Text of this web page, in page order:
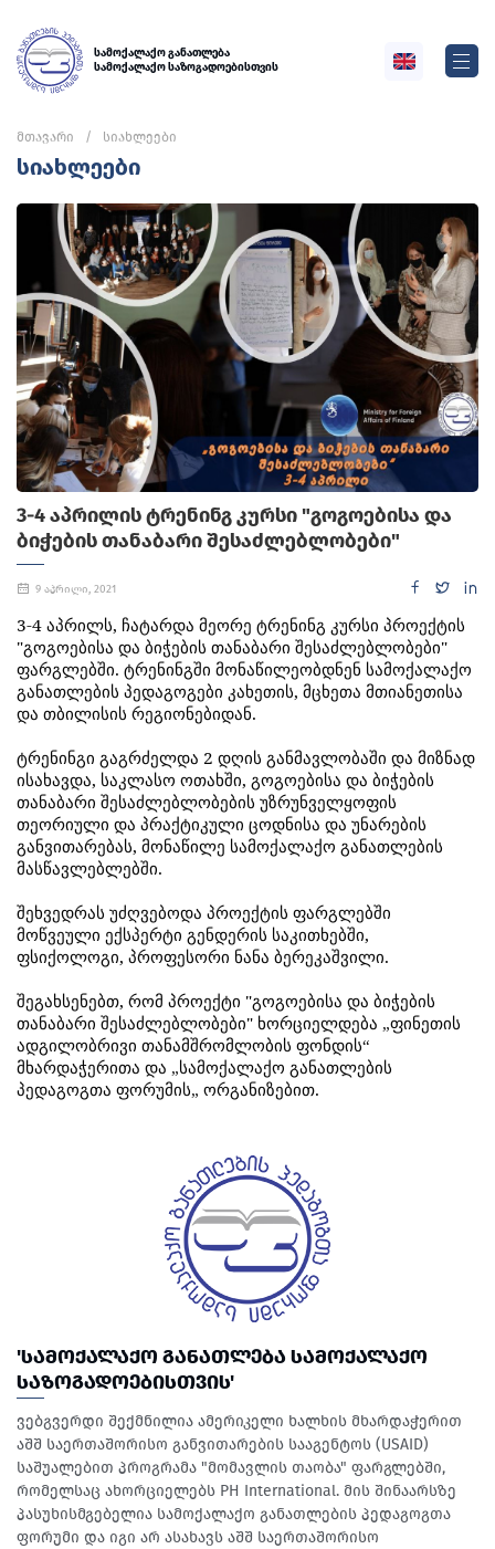
სამოქალაქო განათლება
სამოქალაქო საზოგადოებისთვის
მთავარი სიახლეები
სიახლეები
3-4 ᲐᲞᲠᲘᲚᲘᲡ ᲢᲠᲔᲜᲘᲜᲒ ᲙᲣᲠᲡᲘ "ᲒᲝᲒᲝᲔᲑᲘᲡᲐ ᲓᲐ
ᲑᲘᲭᲔᲑᲘᲡ ᲗᲐᲜᲐᲑᲐᲠᲘ ᲨᲔᲡᲐᲫᲚᲔᲑᲚᲝᲑᲔᲑᲘ"
9 აპრილი, 2021
3-4 აპრილს, ჩატარდა მეორე ტრენინგ კურსი პროექტის
"გოგოებისა და ბიჭების თანაბარი შესაძლებლობები"
ფარგლებში. ტრენინგში მონაწილეობდნენ სამოქალაქო
განათლების პედაგოგები კახეთის, მცხეთა მთიანეთისა
და თბილისის რეგიონებიდან.
ტრენინგი გაგრძელდა 2 დღის განმავლობაში და მიზნად
ისახავდა, საკლასო ოთახში, გოგოებისა და ბიჭების
თანაბარი შესაძლებლობების უზრუნველყოფის
თეორიული და პრაქტიკული ცოდნისა და უნარების
განვითარებას, მონაწილე სამოქალაქო განათლების
მასწავლებლებში.
შეხვედრას უძღვებოდა პროექტის ფარგლებში
მოწვეული ექსპერტი გენდერის საკითხებში,
ფსიქოლოგი, პროფესორი ნანა ბერეკაშვილი.
შეგახსენებთ, რომ პროექტი "გოგოებისა და ბიჭების
თანაბარი შესაძლებლობები" ხორციელდება „ფინეთის
ადგილობრივი თანამშრომლობის ფონდის“
მხარდაჭერითა და „სამოქალაქო განათლების
პედაგოგთა ფორუმის„ ორგანიზებით.
'ᲡᲐᲛᲝᲥᲐᲚᲐᲥᲝ ᲒᲐᲜᲐᲗᲚᲔᲑᲐ ᲡᲐᲛᲝᲥᲐᲚᲐᲥᲝ
ᲡᲐᲖᲝᲒᲐᲓᲝᲔᲑᲘᲡᲗᲕᲘᲡ'
ვებგვერდი შექმნილია ამერიკელი ხალხის მხარდაჭერით
აშშ საერთაშორისო განვითარების სააგენტოს (USAID)
საშუალებით პროგრამა "მომავლის თაობა" ფარგლებში,
რომელსაც ახორციელებს PH International. მის შინაარსზე
პასუხისმგებელია სამოქალაქო განათლების პედაგოგთა
ფორუმი და იგი არ ასახავს აშშ საერთაშორისო